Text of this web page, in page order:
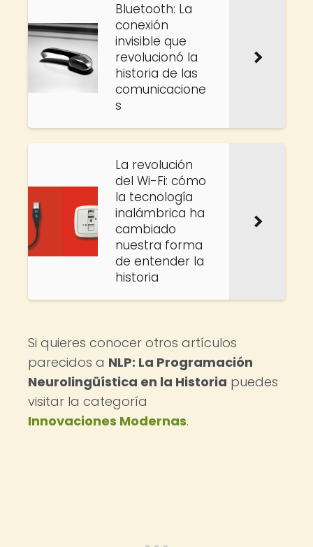
Bluetooth: La
conexión
invisible que
revolucionó la
historia de las
comunicacione
s
La revolución
del Wi-Fi: cómo
la tecnología
inalámbrica ha
cambiado
nuestra forma
de entender la
historia
Si quieres conocer otros artículos
parecidos a NLP: La Programación
Neurolingüística en la Historia puedes
visitar la categoría
Innovaciones Modernas.